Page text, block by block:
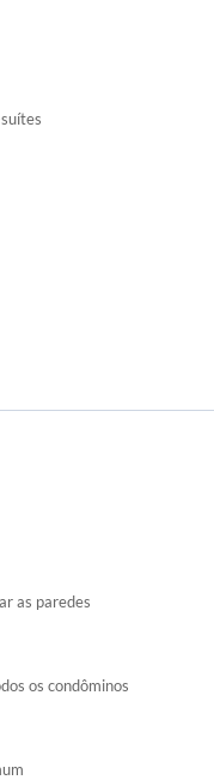
as paredes
os condôminos